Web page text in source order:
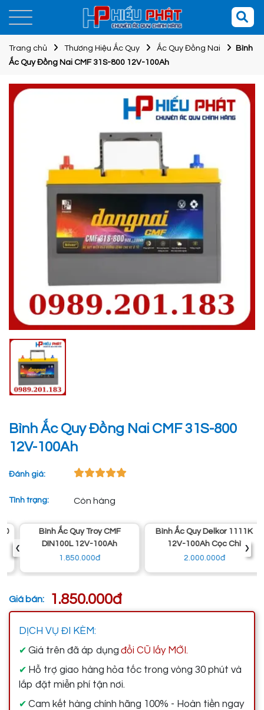
Trang chủ Thương Hiệu Ắc Quy Ắc Quy Đồng Nai
Bình
Ắc Quy Đồng Nai CMF 31S-800 12V-100Ah
Bình Ắc Quy Đồng Nai CMF 31S-800
12V-100Ah
Đánh giá:
Tình trạng: Còn hàng
Bình Ắc Quy Troy CMF
DIN100L 12V-100Ah
1.850.000đ
Bình Ắc Quy Delkor 1111K
12V-100Ah Cọc Chì
2.000.000đ
‹ ›
Giá bán: 1.850.000đ
DỊCH VỤ ĐI KÈM:
✔ Giá trên đã áp dụng đổi CŨ lấy MỚI.
✔ Hỗ trợ giao hàng hỏa tốc trong vòng 30 phút và
lắp đặt miễn phí tận nơi.
✔ Cam kết hàng chính hãng 100% - Hoàn tiền ngay